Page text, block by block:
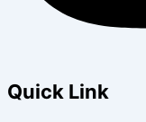
Quick Link